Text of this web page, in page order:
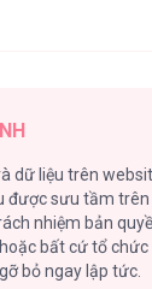
Con Đi, Tiền
dữ liệu trên
được sưu tầm
nhiệm bản
bất cứ tổ chức
bỏ ngay lập tức.